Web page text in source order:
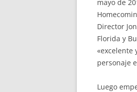
mayo de
Director
Florida y
«excelente
personaje
Luego